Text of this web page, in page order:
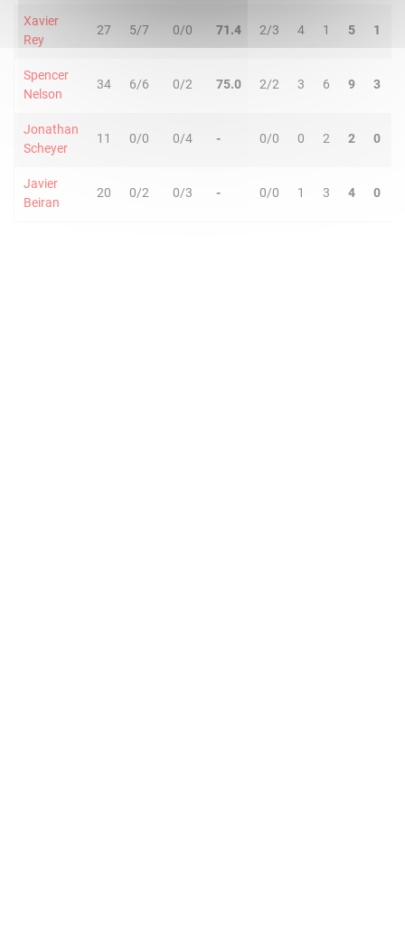
Xavier
Rey
27 5/7 0/0 71.4 2/3 4 1 5 1
Spencer
Nelson
34 6/6 0/2 75.0 2/2 3 6 9 3
Jonathan
Scheyer
11 0/0 0/4 - 0/0 0 2 2 0
Javier
Beiran
20 0/2 0/3 - 0/0 1 3 4 0